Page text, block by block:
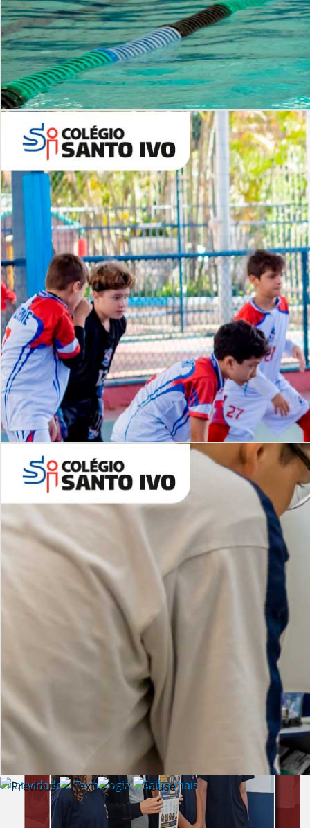
Período Integral | Saiba mais
Desafios | Saiba mais
Criatividade e Tecnologia | Saiba mais
INSTITUCIONAL
Lista de vídeos
NOSSOCANAL